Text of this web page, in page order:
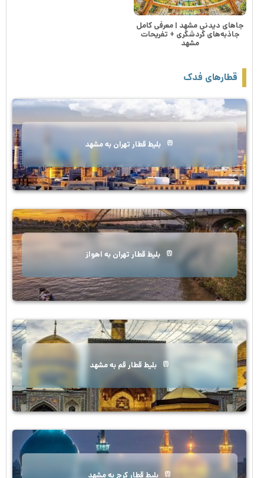
جاهای دیدنی مشهد | معرفی کامل
جاذبه‌های گردشگری + تفریحات
مشهد
قطارهای فدک
بلیط قطار تهران به مشهد
بلیط قطار تهران به اهواز
بلیط قطار قم به مشهد
بلیط قطار کرج به مشهد